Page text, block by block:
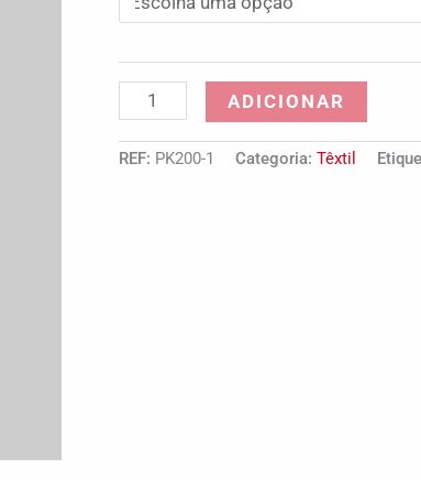
ADICIONAR
REF: PK200-1 Categoria:Têxtil